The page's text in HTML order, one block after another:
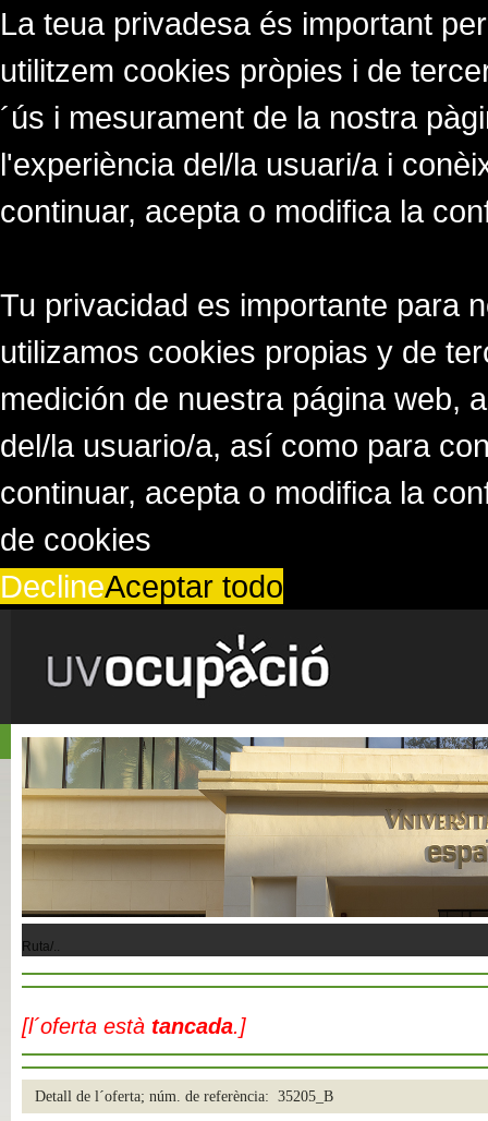
La teua privadesa és important
utilitzem cookies pròpies i de
´ús i mesurament de la nostra
l'experiència del/la usuari/a i
continuar, acepta o modifica la
Tu privacidad es importante para
utilizamos cookies propias y de
medición de nuestra página web,
del/la usuario/a, así como para
continuar, acepta o modifica la
de cookies
DeclineAceptar todo
Ruta/..
[l´oferta està tancada.]
Detall de l´oferta; núm. de referència: 35205_B